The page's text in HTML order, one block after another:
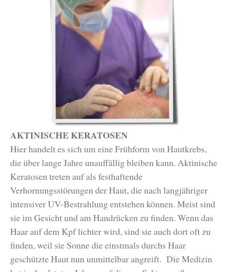
AKTINISCHE KERATOSEN
Hier handelt es sich um eine Frühform von Hautkrebs,
die über lange Jahre unauffällig bleiben kann. Aktinische
Keratosen treten auf als festhaftende
Verhornungsstörungen der Haut, die nach langjähriger
intensiver UV-Bestrahlung entstehen können. Meist sind
sie im Gesicht und am Handrücken zu finden. Wenn das
Haar auf dem Kpf lichter wird, sind sie auch dort oft zu
finden, weil sie Sonne die einstmals durchs Haar
geschützte Haut nun unmittelbar angreift. Die Medizin